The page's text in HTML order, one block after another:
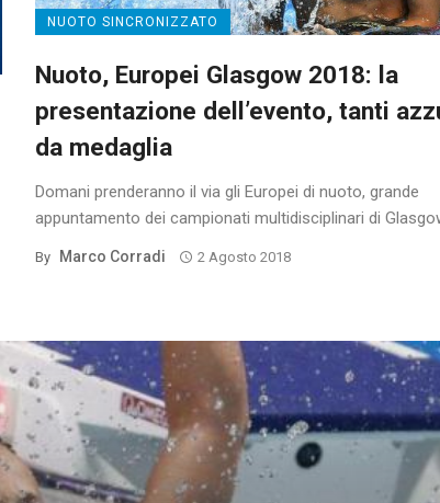
NUOTO SINCRONIZZATO
Nuoto, Europei Glasgow 2018: la
presentazione dell’evento, tanti
da medaglia
Domani prenderanno il via gli Europei di nuoto, grande
appuntamento dei campionati multidisciplinari di
By Marco Corradi 2 Agosto 2018